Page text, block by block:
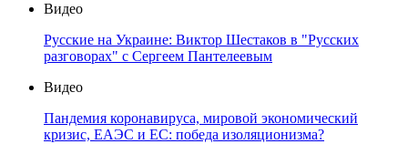
Видео
Русские на Украине: Виктор Шестаков в "Русских
разговорах" с Сергеем Пантелеевым
Видео
Пандемия коронавируса, мировой экономический
кризис, ЕАЭС и ЕС: победа изоляционизма?